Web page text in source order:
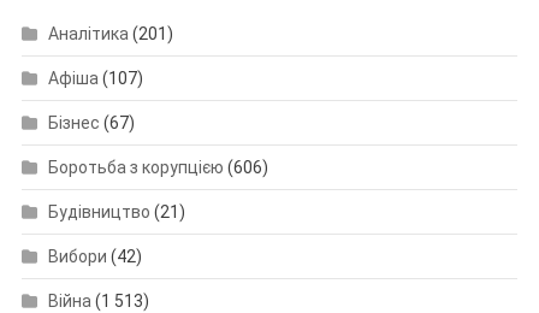
Аналітика(201)
Афіша(107)
Бізнес (67)
Боротьба з корупцією (606)
Будівництво (21)
Вибори (42)
Війна(1 513)